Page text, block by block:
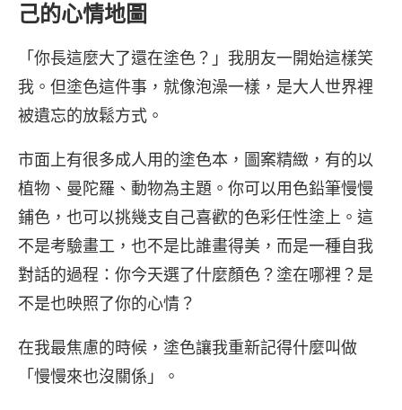
己的心情地圖
「你長這麼大了還在塗色？」我朋友一開始這樣笑
我。但塗色這件事，就像泡澡一樣，是大人世界裡
被遺忘的放鬆方式。
市面上有很多成人用的塗色本，圖案精緻，有的以
植物、曼陀羅、動物為主題。你可以用色鉛筆慢慢
鋪色，也可以挑幾支自己喜歡的色彩任性塗上。這
不是考驗畫工，也不是比誰畫得美，而是一種自我
對話的過程：你今天選了什麼顏色？塗在哪裡？是
不是也映照了你的心情？
在我最焦慮的時候，塗色讓我重新記得什麼叫做
「慢慢來也沒關係」。